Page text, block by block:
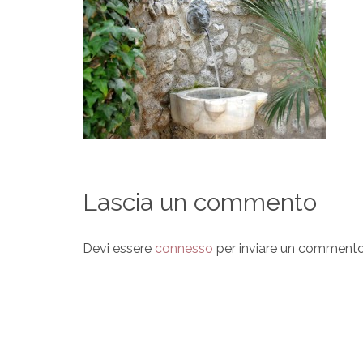
Lascia un commento
Devi essere connesso per inviare un